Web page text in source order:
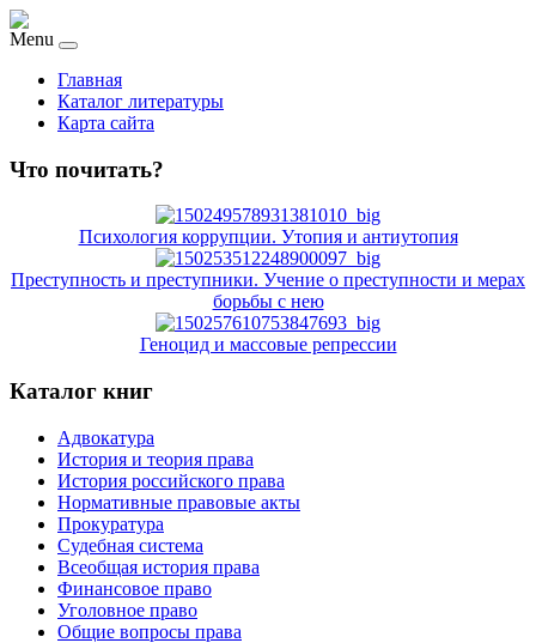
Menu
Главная
Каталог литературы
Карта сайта
Что почитать?
Психология коррупции. Утопия и антиутопия
Преступность и преступники. Учение о преступности и мерах
борьбы с нею
Геноцид и массовые репрессии
Каталог книг
Адвокатура
История и теория права
История российского права
Нормативные правовые акты
Прокуратура
Судебная система
Всеобщая история права
Финансовое право
Уголовное право
Общие вопросы права